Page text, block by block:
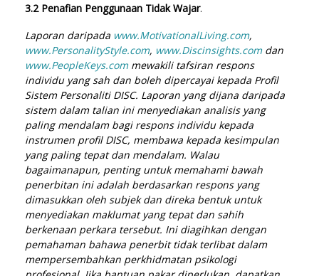
3.2 Penafian Penggunaan Tidak Wajar.
Laporan daripada www.MotivationalLiving.com,
www.PersonalityStyle.com, www.Discinsights.com dan
www.PeopleKeys.commewakili tafsiran respons
individu yang sah dan boleh dipercayai kepada Profil
Sistem Personaliti DISC. Laporan yang dijana daripada
sistem dalam talian ini menyediakan analisis yang
paling mendalam bagi respons individu kepada
instrumen profil DISC, membawa kepada kesimpulan
yang paling tepat dan mendalam. Walau
bagaimanapun, penting untuk memahami bawah
penerbitan ini adalah berdasarkan respons yang
dimasukkan oleh subjek dan direka bentuk untuk
menyediakan maklumat yang tepat dan sahih
berkenaan perkara tersebut. Ini diagihkan dengan
pemahaman bahawa penerbit tidak terlibat dalam
mempersembahkan perkhidmatan psikologi